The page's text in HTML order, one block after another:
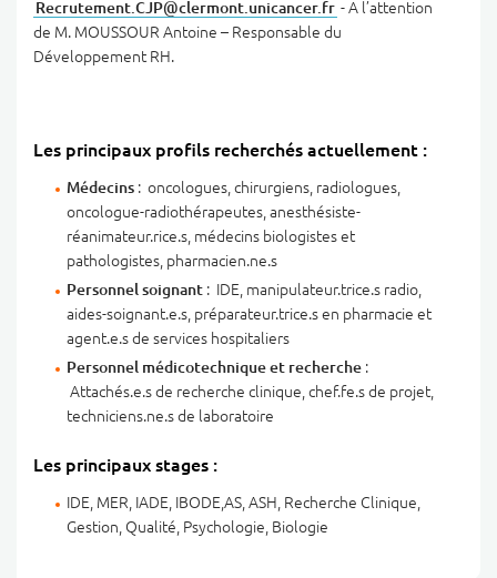
Recrutement.CJP@clermont.unicancer. fr - A l’attention
de M. MOUSSOUR Antoine – Responsable du
Développement RH.
Les principaux profils recherchés actuellement :
Médecins : oncologues, chirurgiens, radiologues,
oncologue-radiothérapeutes, anesthésiste-
réanimateur.rice.s, médecins biologistes et
pathologistes, pharmacien.ne.s
Personnel soignant : IDE, manipulateur.trice.s radio,
aides-soignant.e.s, préparateur.trice.s en pharmacie et
agent.e.s de services hospitaliers
Personnel médicotechnique et recherche :
Attachés.e.s de recherche clinique, chef.fe.s de projet,
techniciens.ne.s de laboratoire
Les principaux stages :
IDE, MER, IADE, IBODE,AS, ASH, Recherche Clinique,
Gestion, Qualité, Psychologie, Biologie